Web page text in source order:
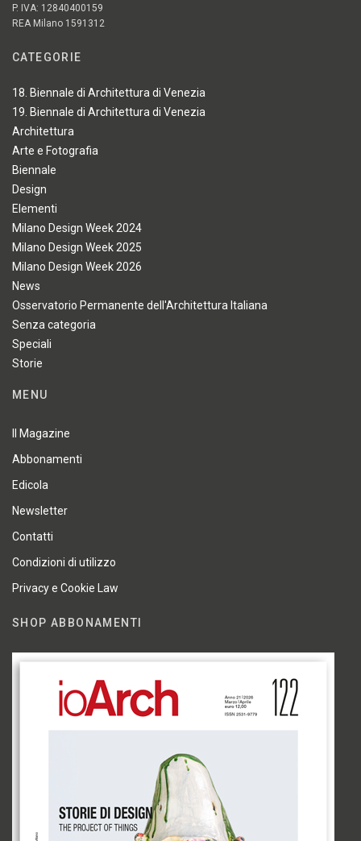
P. IVA: 12840400159
REA Milano 1591312
CATEGORIE
18. Biennale di Architettura di Venezia
19. Biennale di Architettura di Venezia
Architettura
Arte e Fotografia
Biennale
Design
Elementi
Milano Design Week 2024
Milano Design Week 2025
Milano Design Week 2026
News
Osservatorio Permanente dell'Architettura Italiana
Senza categoria
Speciali
Storie
MENU
Il Magazine
Abbonamenti
Edicola
Newsletter
Contatti
Condizioni di utilizzo
Privacy e Cookie Law
SHOP ABBONAMENTI